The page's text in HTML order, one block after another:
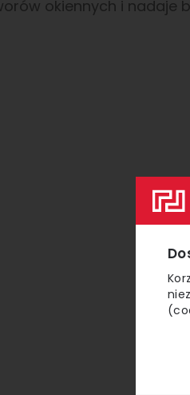
okiennych i nadaje